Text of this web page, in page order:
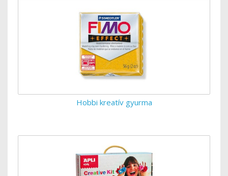
Hobbi kreatív gyurma